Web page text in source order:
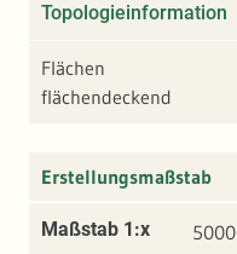
Topologieinformation
Flächen
flächendeckend
Erstellungsmaßstab
Maßstab 1:x